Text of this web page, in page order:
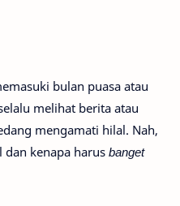
bulan puasa atau
melihat berita atau
mengamati hilal. Nah,
kenapa harusbanget